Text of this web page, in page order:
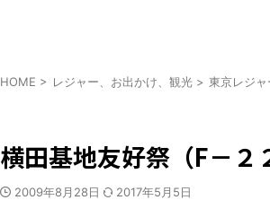
HOME > レジャー、お出かけ、観光 > 東京レジ
横田基地友好祭（F－２
2009年8月28日 2017年5月5日